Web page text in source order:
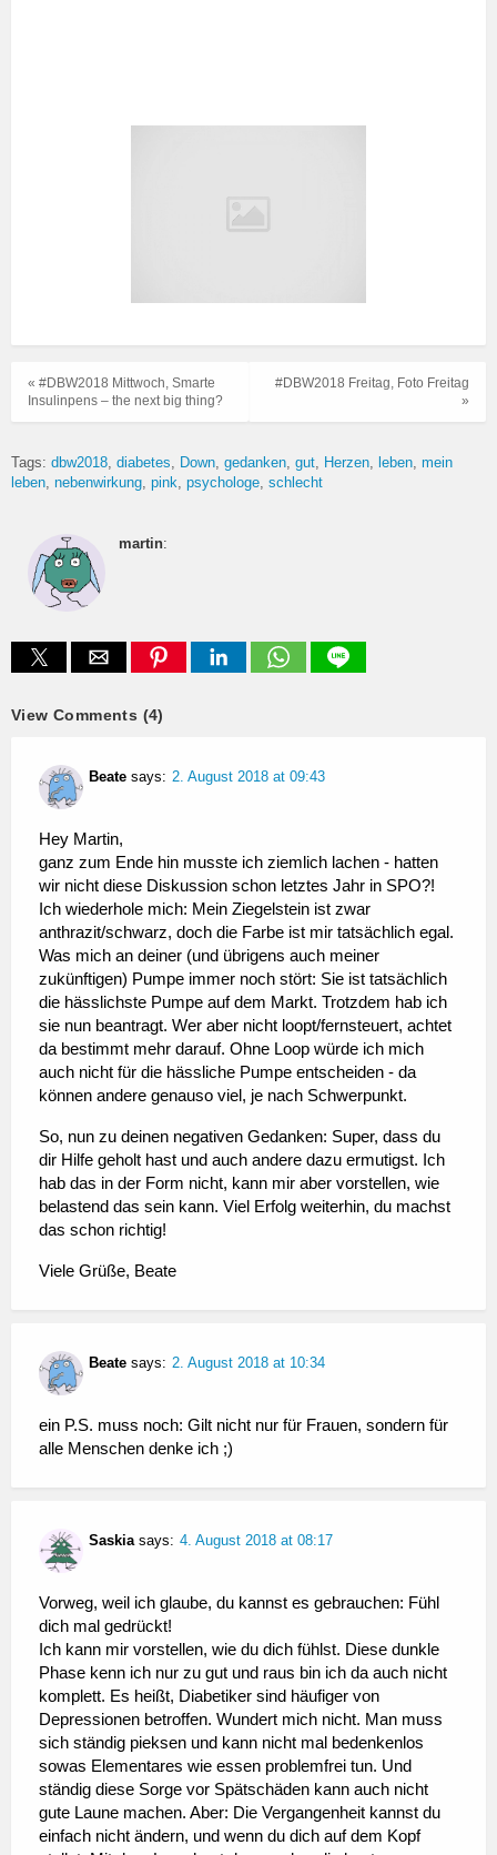
#DBW2018 Freitag, Foto Freitag
»
« #DBW2018 Mittwoch, Smarte
Insulinpens – the next big thing?
Tags: dbw2018 diabetes Down gedanken gut Herzen leben mein
leben nebenwirkung pink psychologe schlecht
martin:
View Comments (4)
Beate says: 2. August 2018 at 09:43
Hey Martin,
ganz zum Ende hin musste ich ziemlich lachen - hatten
wir nicht diese Diskussion schon letztes Jahr in SPO?!
Ich wiederhole mich: Mein Ziegelstein ist zwar
anthrazit/schwarz, doch die Farbe ist mir tatsächlich egal.
Was mich an deiner (und übrigens auch meiner
zukünftigen) Pumpe immer noch stört: Sie ist tatsächlich
die hässlichste Pumpe auf dem Markt. Trotzdem hab ich
sie nun beantragt. Wer aber nicht loopt/fernsteuert, achtet
da bestimmt mehr darauf. Ohne Loop würde ich mich
auch nicht für die hässliche Pumpe entscheiden - da
können andere genauso viel, je nach Schwerpunkt.
So, nun zu deinen negativen Gedanken: Super, dass du
dir Hilfe geholt hast und auch andere dazu ermutigst. Ich
hab das in der Form nicht, kann mir aber vorstellen, wie
belastend das sein kann. Viel Erfolg weiterhin, du machst
das schon richtig!
Viele Grüße, Beate
Beate says: 2. August 2018 at 10:34
ein P.S. muss noch: Gilt nicht nur für Frauen, sondern für
alle Menschen denke ich ;)
Saskia says: 4. August 2018 at 08:17
Vorweg, weil ich glaube, du kannst es gebrauchen: Fühl
dich mal gedrückt!
Ich kann mir vorstellen, wie du dich fühlst. Diese dunkle
Phase kenn ich nur zu gut und raus bin ich da auch nicht
komplett. Es heißt, Diabetiker sind häufiger von
Depressionen betroffen. Wundert mich nicht. Man muss
sich ständig pieksen und kann nicht mal bedenkenlos
sowas Elementares wie essen problemfrei tun. Und
ständig diese Sorge vor Spätschäden kann auch nicht
gute Laune machen. Aber: Die Vergangenheit kannst du
einfach nicht ändern, und wenn du dich auf dem Kopf